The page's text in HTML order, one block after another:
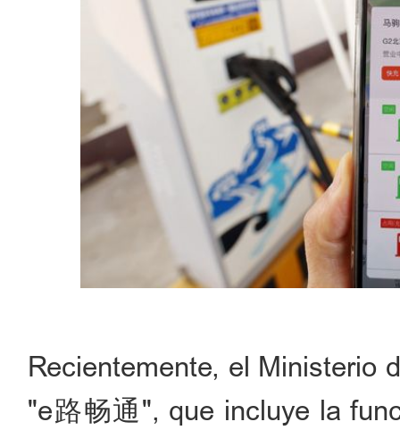
Recientemente, el Ministerio
"e路畅通", que incluye la